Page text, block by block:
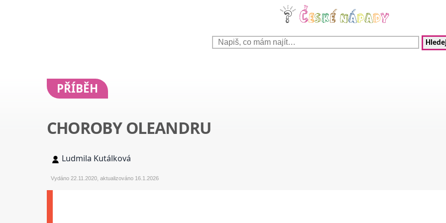
PŘÍBĚH
CHOROBY OLEANDRU
Ludmila Kutálková
Vydáno 22.11.2020, aktualizováno 16.1.2026